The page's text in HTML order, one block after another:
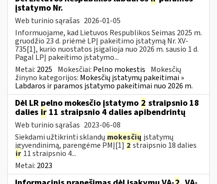
įstatymo Nr.
Web turinio sąrašas 2026-01-05
Informuojame, kad Lietuvos Respublikos Seimas 2025 m.
gruodžio 23 d. priėmė LPĮ pakeitimo įstatymą Nr. XV-
735[1], kurio nuostatos įsigalioja nuo 2026 m. sausio 1 d.
Pagal LPĮ pakeitimo įstatymo...
Metai: 2025 Mokesčiai: Pelno mokestis Mokesčių
žinyno kategorijos: Mokesčių įstatymų pakeitimai »
Labdaros ir paramos įstatymo pakeitimai nuo 2026 m.
Dėl LR pelno mokesčio įstatymo 2 straipsnio 18
dalies ir 11 straipsnio 4 dalies apibendrintų
Web turinio sąrašas 2023-06-08
Siekdami užtikrinti sklandų mokesčių įstatymų
įgyvendinimą, parengėme PMĮ[1]2straipsnio 18 dalies
ir 11 straipsnio 4...
Metai: 2023